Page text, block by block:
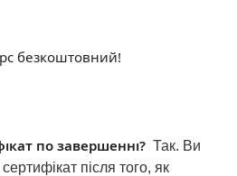
безкоштовний!
по завершенні? Так. Ви
після того, як